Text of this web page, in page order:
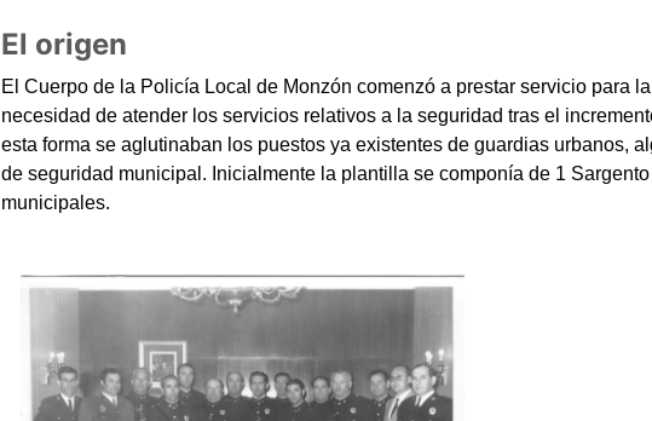
El origen
El Cuerpo de la Policía Local de Monzón comenzó a prestar servicio para
necesidad de atender los servicios relativos a la seguridad tras el
esta forma se aglutinaban los puestos ya existentes de guardias urbanos,
de seguridad municipal. Inicialmente la plantilla se componía de 1
municipales.